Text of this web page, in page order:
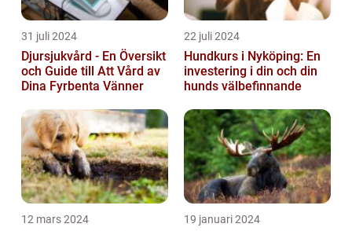
31 juli 2024
Djursjukvård - En Översikt
och Guide till Att Vård av
Dina Fyrbenta Vänner
22 juli 2024
Hundkurs i Nyköping: En
investering i din och din
hunds välbefinnande
12 mars 2024 19 januari 2024